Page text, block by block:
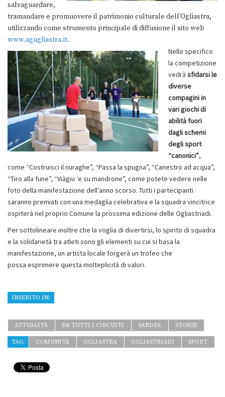
salvaguardare,
tramandare e promuovere il patrimonio culturale dell’Ogliastra,
utilizzando come strumento principale di diffusione il sito web
www.agugliastra.it.
Nello specifico
la competizione
vedrà sfidarsi le
diverse
compagini in
vari giochi di
abilità fuori
dagli schemi
degli sport
“canonici”,
come “Costruisci il nuraghe”, “Passa la spugna”, “Canestro ad acqua”,
“Tiro alla fune”, “Viàgiu ‘e su mandrone”, come potete vedere nelle
foto della manifestazione dell’anno scorso. Tutti i partecipanti
saranno premiati con una medaglia celebrativa e la squadra vincitrice
ospiterà nel proprio Comune la prossima edizione delle Ogliastriadi.
Per sottolineare inoltre che la voglia di divertirsi, lo spirito di squadra
e la solidarietà tra atleti sono gli elementi su cui si basa la
manifestazione, un artista locale forgerà un trofeo che
possa esprimere questa molteplicità di valori.
INSERITO IN:
ATTUALITÀ DA TUTTI I CIRCUITI SARDEX STORIE
TAG: COMUNITÀ OGLIASTRA OGLIASTRIADI SPORT